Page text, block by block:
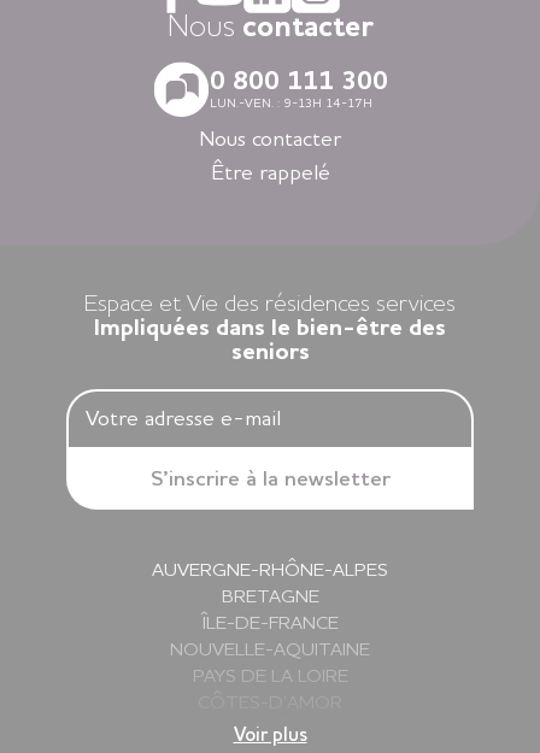
ou l’espace forme et détente à votre disposition dans vos
espaces communs.
Avec nos logements modernes et spécialement adaptés aux
personnes âgées vous vivez en toute autonomie dans des
villes agréables et des environnements soigneusement
sélectionnés en Nouvelle-Aquitaine, en Auvergne-Rhône-
Alpes, en Ile-de-France, en Bretagne et dans les Pays de la
Nous contacter
0 800 111 300
LUN.-VEN. : 9-13H 14-17H
Nous contacter
Être rappelé
Espace et Vie des résidences services
Impliquées dans le bien-être des
seniors
AUVERGNE-RHÔNE-ALPES
BRETAGNE
ÎLE-DE-FRANCE
NOUVELLE-AQUITAINE
PAYS DE LA LOIRE
DEUX-SÈVRES
Voir plus